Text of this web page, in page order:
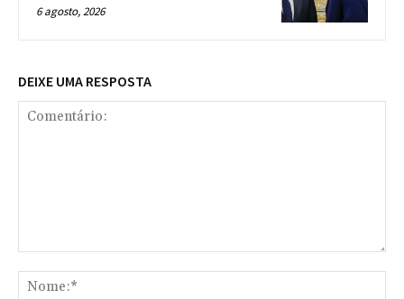
6 agosto, 2026
DEIXE UMA RESPOSTA